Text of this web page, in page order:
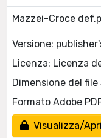
Mazzei-Croce
Versione:
Licenza: Licenza
Dimensione del file
Formato Adobe
Visualizza/Apri